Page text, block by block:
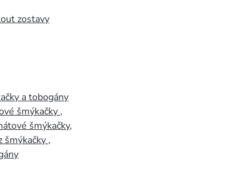
zostavy
a tobogány
šmýkačky ,
šmýkačky,
šmýkačky ,